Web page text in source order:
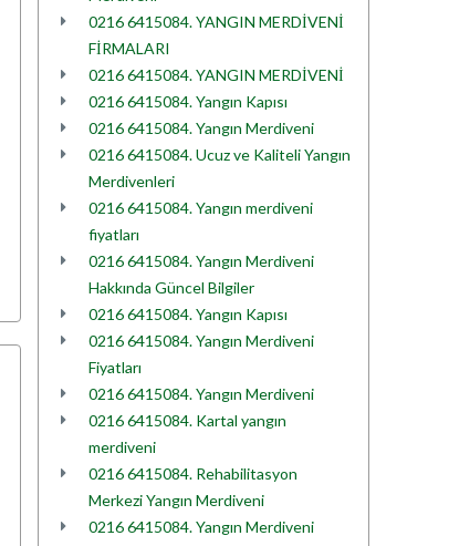
0216 6415084. YANGIN MERDİVENİ
FİRMALARI
0216 6415084. YANGIN MERDİVENİ
0216 6415084. Yangın Kapısı
0216 6415084. Yangın Merdiveni
0216 6415084. Ucuz ve Kaliteli Yangın
Merdivenleri
0216 6415084. Yangın merdiveni
fiyatları
0216 6415084. Yangın Merdiveni
Hakkında Güncel Bilgiler
0216 6415084. Yangın Kapısı
0216 6415084. Yangın Merdiveni
Fiyatları
0216 6415084. Yangın Merdiveni
0216 6415084. Kartal yangın
merdiveni
0216 6415084. Rehabilitasyon
Merkezi Yangın Merdiveni
0216 6415084. Yangın Merdiveni